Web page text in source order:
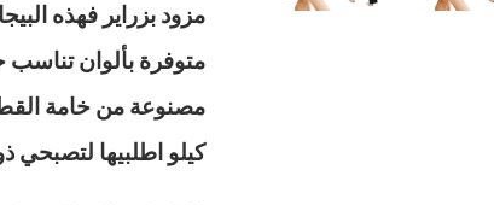
مزود بزراير فهذه
متوفرة بألوان تناسب
كيلو اطلبيها لتصبحي